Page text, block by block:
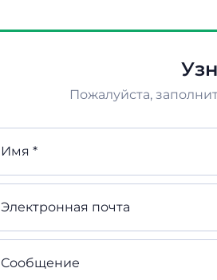
Пожалуйста,
Имя *
Электронная почта
Сообщение